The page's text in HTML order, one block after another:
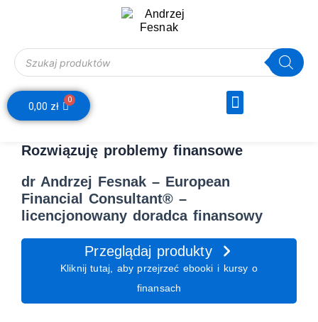
Menu
Wyszukiwarka produktów
0,00 zł
0
Wózek
Rozwiązuję problemy finansowe
dr Andrzej Fesnak – European
Financial Consultant® –
licencjonowany doradca finansowy
Przeglądaj produkty
Kliknij tutaj, aby przejrzeć ebooki i kursy o
finansach